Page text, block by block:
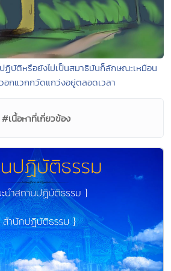
ฏิบัติหรือยังไม่เป็นสมาธิมันก็ลักษณะเหมือน
อกแวกกวัดแกว่งอยู่ตลอดเวลา
#เนื้อหาที่เกี่ยวข้อง